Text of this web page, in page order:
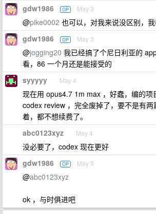
gdw1986 OP May 3
@pike0002 也可以，对我来说没区别，
gdw1986 OP May 3
@jogging20 我已经搞了个尼日利亚的
看，86 一个月还是能接受的
syyyyy May 4
现在用 opus4.7 1m max ，好蠢，编的项
codex review ，完全废掉了，要不是有两
着，都不想续费了。
abc0123xyz May 4
没必要了，codex 现在更好
gdw1986 OP May 5
@abc0123xyz
ok ，与时俱进吧